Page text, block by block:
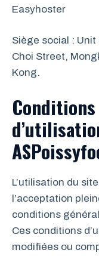
Easyhoster
Siège social : Unit
Choi Street,
Kong.
L’utilisation du
l’acceptation
conditions
Ces conditions
modifiées ou